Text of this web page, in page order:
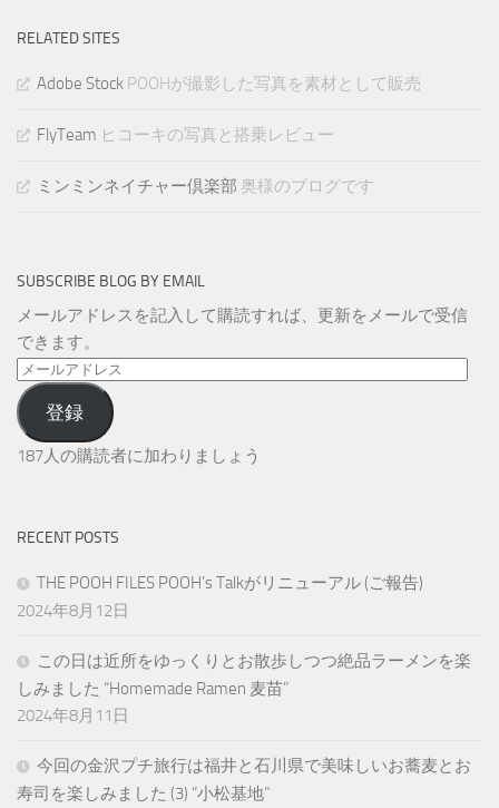
RELATED SITES
Adobe Stock POOHが撮影した写真を素材として販売
FlyTeam ヒコーキの写真と搭乗レビュー
ミンミンネイチャー倶楽部 奥様のブログです
SUBSCRIBE BLOG BY EMAIL
メールアドレスを記入して購読すれば、更新をメールで受信
できます。
メ
ー
ル
ア
ス
登録
187人の購読者に加わりましょう
RECENT POSTS
THE POOH FILES POOH’s Talkがリニューアル (ご報告)
2024年8月12日
この日は近所をゆっくりとお散歩しつつ絶品ラーメンを楽
しみました “Homemade Ramen 麦苗”
2024年8月11日
今回の金沢プチ旅行は福井と石川県で美味しいお蕎麦とお
寿司を楽しみました (3) “小松基地”